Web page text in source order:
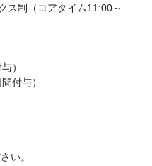
ス制（コアタイム11:00～
）
付与）
い。